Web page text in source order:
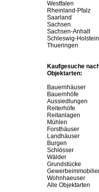
Westfalen
Rheinland-Pfalz
Saarland
Sachsen
Sachsen-Anhalt
Schleswig-Holstein
Thueringen
Kaufgesuche
Objektarten:
Bauernhäuser
Bauernhöfe
Aussiedlungen
Reiterhöfe
Reitanlagen
Mühlen
Forsthäuser
Landhäuser
Burgen
Schlösser
Wälder
Grundstücke
Wohnhaeuser
Alle Objektarten